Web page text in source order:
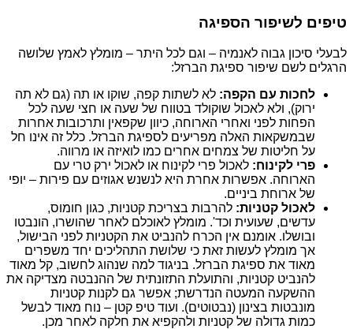
טיפים לשיפור הספיגה
לבעלי סיכון גבוה לאנמיה – וגם לכל היתר – מומלץ לאמץ שלושה
הרגלים לשם שיפור ספיגת הברזל:
לחכות עם הקפה: לא לשתות קפה, שוקו או תה (גם לא תה
ירוק), ולא לאכול שוקולד בטווח של שעה או חצי שעה לכל
הפחות לפני ואחרי הארוחה, כיוון שקפאין ותרכובות אחרות
שבמשקאות האלה מפריעים לספיגת הברזל. כלל זה אינו חל
על חליטות של צמחים אחרים כמו לואיזה או מרווה.
פרי לקינוח: לאכול פרי לקינוח או לאכול ירק טרי עם
הארוחה. אפשרות אחרת היא לנשנש אגוזים עם פירות – יופי
של ארוחת ביניים.
לאכול קטניות: להרבות בצריכת קטניות, כגון חומוס,
עדשים, שעועית וכד'. מומלץ לאוכלם לאחר שהושרו, הונבטו
ובושלו. אומנם אין הכרח להנביט את הקטניות לפני הבישול,
אך מומלץ לעשות זאת כי שלושת התהליכים יחד משפרים
מאוד את ספיגת הברזל. בניגוד למה שנהוג לחשוב, קל מאוד
להנביט קטניות, והתועלת התזונתית של ההנבטה מצדיקה את
ההשקעה המעטה הנדרשת; אפשר גם לקנות קטניות
מונבטות בצינון (נבטוטים). ועוד טיפ קטן – נוח מאוד לבשל
כמות גדולה של קטניות ולהקפיא את חלקה לאחר מכן.